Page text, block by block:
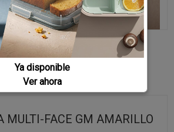
imágenes producto
MULTI-FACE GM AMARILLO
Ya disponible
Ver ahora